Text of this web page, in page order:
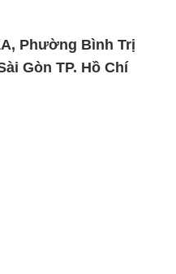
Phường Bình Trị
Gòn TP. Hồ Chí